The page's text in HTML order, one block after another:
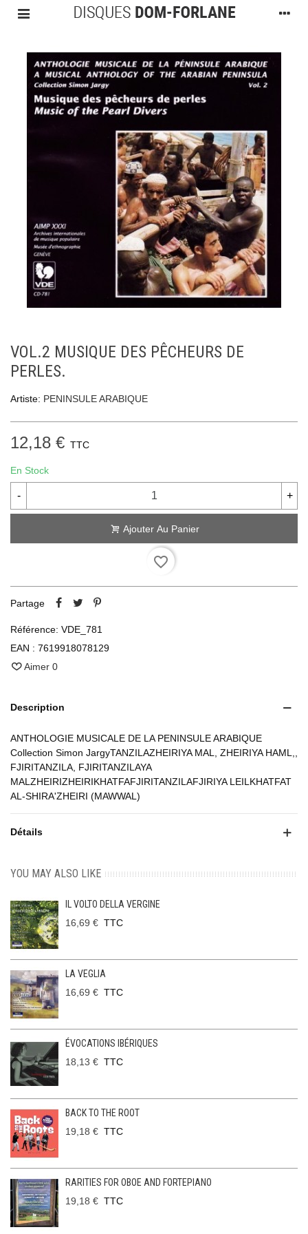
VOL.2 MUSIQUE DES PÊCHEURS DE
PERLES.
Artiste: PENINSULE ARABIQUE
12,18 € TTC
En Stock
- +
Ajouter Au Panier
favorite_border
Partage
Référence: VDE_781
EAN : 7619918078129
Aimer 0
Description
ANTHOLOGIE MUSICALE DE LA PENINSULE ARABIQUE
Collection Simon JargyTANZILAZHEIRIYA MAL, ZHEIRIYA HAML,,
FJIRITANZILA, FJIRITANZILAYA
MALZHEIRIZHEIRIKHATFAFJIRITANZILAFJIRIYA LEILKHATFAT
AL-SHIRA'ZHEIRI (MAWWAL)
Détails
YOU MAY ALSO LIKE
IL VOLTO DELLA VERGINE
16,69 € TTC
LA VEGLIA
16,69 € TTC
ÉVOCATIONS IBÉRIQUES
18,13 € TTC
BACK TO THE ROOT
19,18 € TTC
RARITIES FOR OBOE AND FORTEPIANO
19,18 € TTC